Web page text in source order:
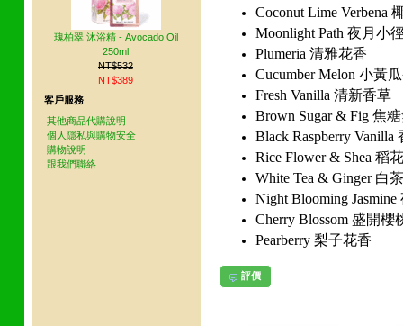
Coconut Lime Verbena
Moonlight Path 夜月小
Plumeria 清雅花香
Cucumber Melon 小黃
Fresh Vanilla 清新香草
Brown Sugar & Fig 焦
Black Raspberry Vanilla
Rice Flower & Shea 稻
White Tea & Ginger 白
Night Blooming
Cherry Blossom 盛開櫻
Pearberry 梨子花香
評價
瑰柏翠 沐浴精 - Avocado Oil
250ml
NT$532
NT$389
客戶服務
其他商品代購說明
個人隱私與購物安全
購物說明
跟我們聯絡